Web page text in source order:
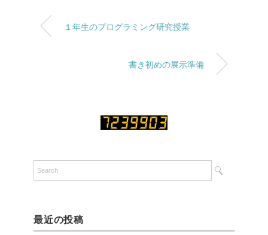
１年生のプログラミング研究授業
書き初めの展示準備
最近の投稿